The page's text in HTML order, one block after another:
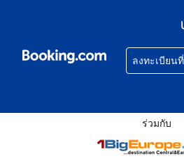
ลงทะเบียน
ร่วมกับ